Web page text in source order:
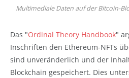
Multimediale Daten auf der Bitcoin-
Das "Ordinal Theory Handbook"
Inschriften den Ethereum-NFTs
sind unveränderlich und der
Blockchain gespeichert. Dies